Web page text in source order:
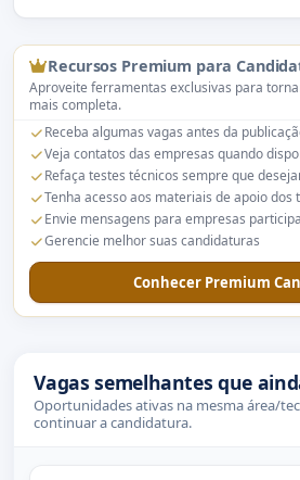
Recursos Premium para
Aproveite ferramentas exclusivas para
mais completa.
Receba algumas vagas antes da
Veja contatos das empresas quando
Refaça testes técnicos sempre que
Tenha acesso aos materiais de apoio dos
Envie mensagens para empresas
Gerencie melhor suas candidaturas
Conhecer Premium
Vagas semelhantes que
Oportunidades ativas na mesma área/
continuar a candidatura.